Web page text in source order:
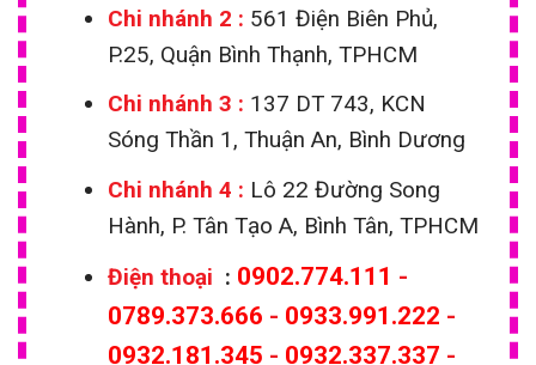
Chi nhánh 2 : 561 Điện Biên Phủ,
P.25, Quận Bình Thạnh, TPHCM
Chi nhánh 3 : 137 DT 743, KCN
Sóng Thần 1, Thuận An, Bình Dương
Chi nhánh 4 : Lô 22 Đường Song
Hành, P. Tân Tạo A, Bình Tân, TPHCM
Điện thoại : 0902.774.111 -
0789.373.666 - 0933.991.222 -
0932.181.345 - 0932.337.337 -